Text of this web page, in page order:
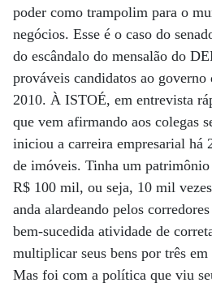
poder como trampolim para o
negócios. Esse é o caso do
do escândalo do mensalão do
prováveis candidatos ao
2010. À ISTOÉ, em entrevista
que vem afirmando aos colegas
iniciou a carreira empresarial há
de imóveis. Tinha um patrimônio
R$ 100 mil, ou seja, 10 mil
anda alardeando pelos
bem-sucedida atividade de
multiplicar seus bens por três em
Mas foi com a política que viu